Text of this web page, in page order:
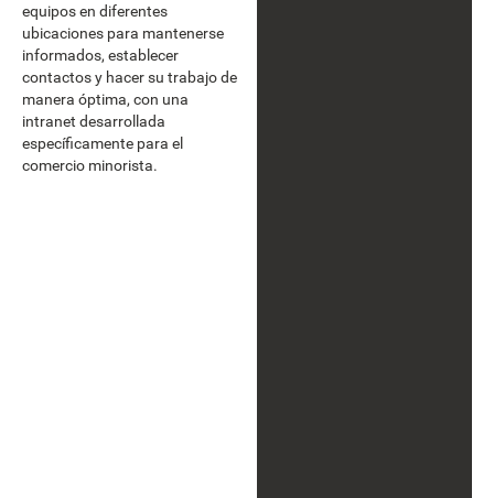
equipos en diferentes
ubicaciones para mantenerse
informados, establecer
contactos y hacer su trabajo de
manera óptima, con una
intranet desarrollada
específicamente para el
comercio minorista.